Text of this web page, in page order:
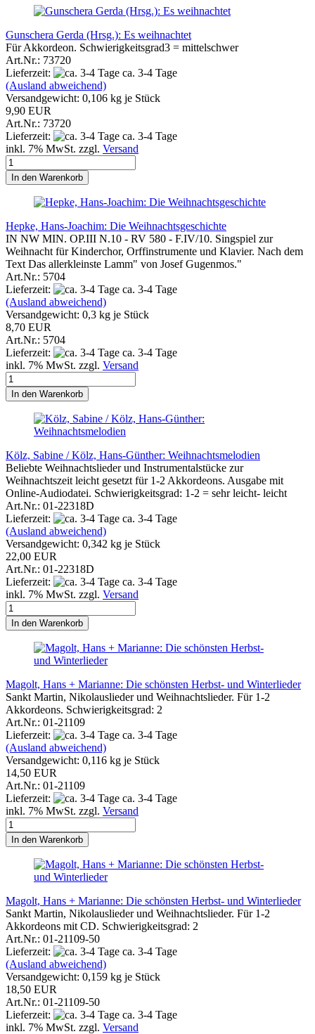
Gunschera Gerda (Hrsg.): Es weihnachtet
Für Akkordeon. Schwierigkeitsgrad3 = mittelschwer
Art.Nr.: 73720
Lieferzeit:
ca. 3-4 Tage
(Ausland abweichend)
Versandgewicht: 0,106 kg je Stück
9,90 EUR
Art.Nr.: 73720
Lieferzeit:
ca. 3-4 Tage
inkl. 7% MwSt. zzgl. Versand
In den Warenkorb
Hepke, Hans-Joachim: Die Weihnachtsgeschichte
IN NW MIN. OP.III N.10 - RV 580 - F.IV/10. Singspiel zur
Weihnacht für Kinderchor, Orffinstrumente und Klavier. Nach dem
Text Das allerkleinste Lamm" von Josef Gugenmos."
Art.Nr.: 5704
Lieferzeit:
ca. 3-4 Tage
(Ausland abweichend)
Versandgewicht: 0,3 kg je Stück
8,70 EUR
Art.Nr.: 5704
Lieferzeit:
ca. 3-4 Tage
inkl. 7% MwSt. zzgl. Versand
In den Warenkorb
Kölz, Sabine / Kölz, Hans-Günther: Weihnachtsmelodien
Beliebte Weihnachtslieder und Instrumentalstücke zur
Weihnachtszeit leicht gesetzt für 1-2 Akkordeons. Ausgabe mit
Online-Audiodatei. Schwierigkeitsgrad: 1-2 = sehr leicht- leicht
Art.Nr.: 01-22318D
Lieferzeit:
ca. 3-4 Tage
(Ausland abweichend)
Versandgewicht: 0,342 kg je Stück
22,00 EUR
Art.Nr.: 01-22318D
Lieferzeit:
ca. 3-4 Tage
inkl. 7% MwSt. zzgl. Versand
In den Warenkorb
Magolt, Hans + Marianne: Die schönsten Herbst- und Winterlieder
Sankt Martin, Nikolauslieder und Weihnachtslieder. Für 1-2
Akkordeons. Schwierigkeitsgrad: 2
Art.Nr.: 01-21109
Lieferzeit:
ca. 3-4 Tage
(Ausland abweichend)
Versandgewicht: 0,116 kg je Stück
14,50 EUR
Art.Nr.: 01-21109
Lieferzeit:
ca. 3-4 Tage
inkl. 7% MwSt. zzgl. Versand
In den Warenkorb
Magolt, Hans + Marianne: Die schönsten Herbst- und Winterlieder
Sankt Martin, Nikolauslieder und Weihnachtslieder. Für 1-2
Akkordeons mit CD. Schwierigkeitsgrad: 2
Art.Nr.: 01-21109-50
Lieferzeit:
ca. 3-4 Tage
(Ausland abweichend)
Versandgewicht: 0,159 kg je Stück
18,50 EUR
Art.Nr.: 01-21109-50
Lieferzeit:
ca. 3-4 Tage
inkl. 7% MwSt. zzgl. Versand